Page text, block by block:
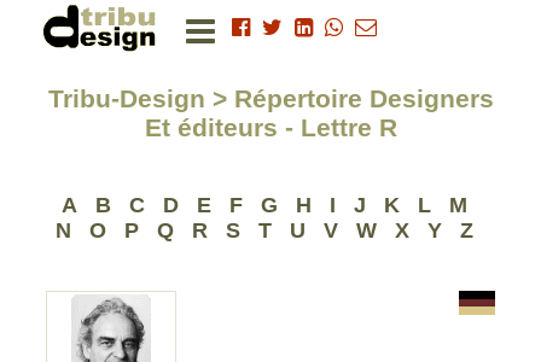
Tribu-Design > Répertoire Designers
Et éditeurs - Lettre R
A B C D E F G H I J K L
M
N
O P Q R S T U V W X Y Z